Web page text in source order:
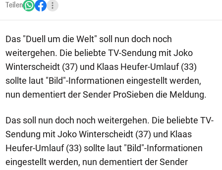
Teilen
Das "Duell um die Welt" soll nun doch noch
weitergehen. Die beliebte TV-Sendung mit Joko
Winterscheidt (37) und Klaas Heufer-Umlauf (33)
sollte laut "Bild"-Informationen eingestellt werden,
nun dementiert der Sender ProSieben die Meldung.
Das soll nun doch noch weitergehen. Die beliebte TV-
Sendung mit Joko Winterscheidt (37) und Klaas
Heufer-Umlauf (33) sollte laut "Bild"-Informationen
eingestellt werden, nun dementiert der Sender